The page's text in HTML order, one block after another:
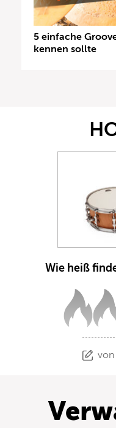
5 einfache
kennen sollte
Wie heiß
von